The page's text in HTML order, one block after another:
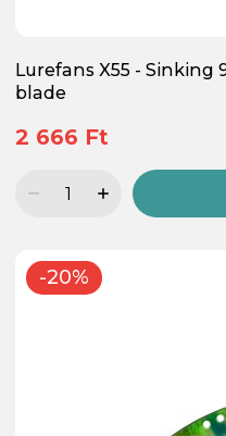
Lurefans X55 - Sinking
blade
2 666 Ft
-20%